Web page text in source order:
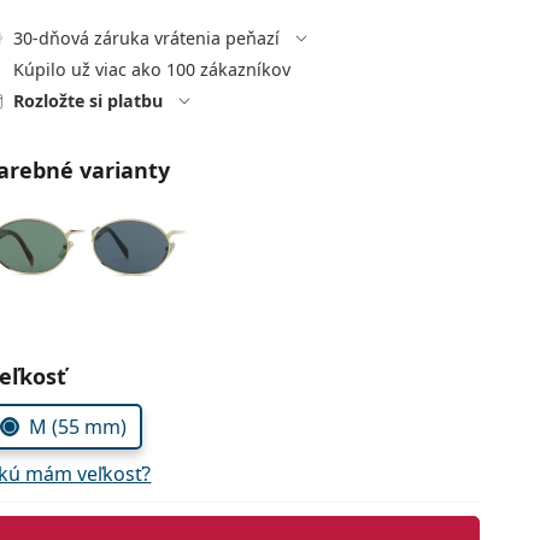
30-dňová záruka vrátenia peňazí
Kúpilo už viac ako 100 zákazníkov
Rozložte si platbu
varianty
parametre
M (55 mm)
mám veľkosť?